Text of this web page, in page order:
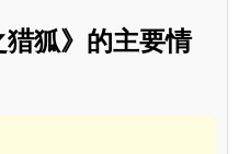
狐》的主要情